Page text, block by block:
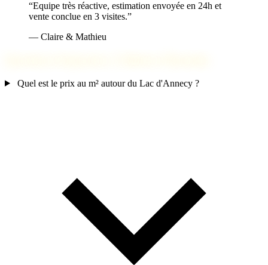
“Equipe très réactive, estimation envoyée en 24h et
vente conclue en 3 visites.”
— Claire & Mathieu
Quel est le prix au m² autour du Lac d'Annecy ?